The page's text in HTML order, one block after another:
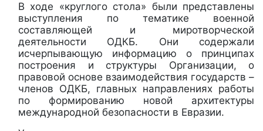
В ходе «круглого стола» были представлены
выступления по тематике военной
составляющей и миротворческой
деятельности ОДКБ. Они содержали
исчерпывающую информацию о принципах
построения и структуры Организации, о
правовой основе взаимодействия государств –
членов ОДКБ, главных направлениях работы
по формированию новой архитектуры
международной безопасности в Евразии.